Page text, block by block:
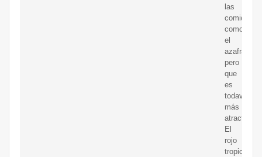
las
comidas
como
el
azafrán,
pero
que
es
todavía
más
atractivo”.
El
rojo
tropical